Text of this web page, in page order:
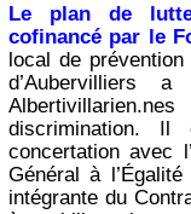
Le plan de
cofinancé par le
local de
d’Aubervilliers
discrimination.
concertation avec
Général à
intégrante du